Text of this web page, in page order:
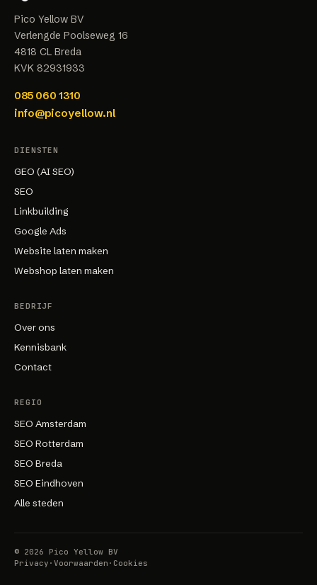
Pico Yellow BV
Verlengde Poolseweg 16
4818 CL Breda
KVK 82931933
085 060 1310
info@picoyellow.nl
DIENSTEN
GEO (AI SEO)
SEO
Linkbuilding
Google Ads
Website laten maken
Webshop laten maken
BEDRIJF
Over ons
Kennisbank
Contact
REGIO
SEO Amsterdam
SEO Rotterdam
SEO Breda
SEO Eindhoven
Alle steden
© 2026
Pico Yellow BV
Privacy · Voorwaarden · Cookies